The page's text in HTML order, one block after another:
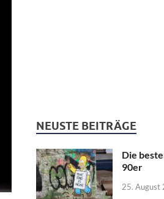
NEUSTE BEITRÄGE
Die
90er
25. August